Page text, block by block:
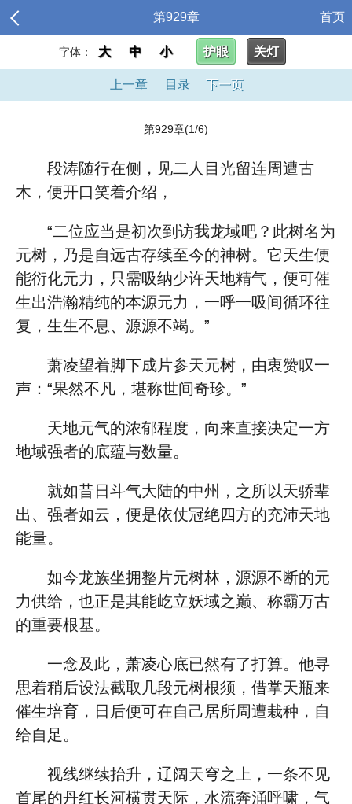
第929章 首页
字体： 大 中 小 护眼 关灯
上一章 目录 下一页
第929章(1/6)
段涛随行在侧，见二人目光留连周遭古
木，便开口笑着介绍，
“二位应当是初次到访我龙域吧？此树名为
元树，乃是自远古存续至今的神树。它天生便
能衍化元力，只需吸纳少许天地精气，便可催
生出浩瀚精纯的本源元力，一呼一吸间循环往
复，生生不息、源源不竭。”
萧凌望着脚下成片参天元树，由衷赞叹一
声：“果然不凡，堪称世间奇珍。”
天地元气的浓郁程度，向来直接决定一方
地域强者的底蕴与数量。
就如昔日斗气大陆的中州，之所以天骄辈
出、强者如云，便是依仗冠绝四方的充沛天地
能量。
如今龙族坐拥整片元树林，源源不断的元
力供给，也正是其能屹立妖域之巅、称霸万古
的重要根基。
一念及此，萧凌心底已然有了打算。他寻
思着稍后设法截取几段元树根须，借掌天瓶来
催生培育，日后便可在自己居所周遭栽种，自
给自足。
视线继续抬升，辽阔天穹之上，一条不见
首尾的丹红长河横贯天际，水流奔涌呼啸，气